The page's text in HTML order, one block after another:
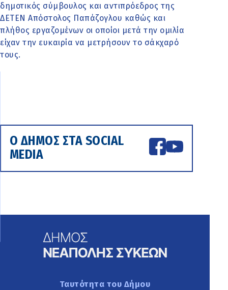
δημοτικός σύμβουλος και αντιπρόεδρος της
ΔΕΤΕΝ Απόστολος Παπάζογλου καθώς και
πλήθος εργαζομένων οι οποίοι μετά την ομιλία
είχαν την ευκαιρία να μετρήσουν το σάκχαρό
τους.
Ο ΔΗΜΟΣ ΣΤΑ SOCIAL
MEDIA
Ταυτότητα του Δήμου